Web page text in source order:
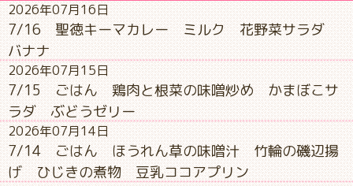
2026年07月16日
7/16 聖徳キーマカレー ミルク 花野菜サラダ
バナナ
2026年07月15日
7/15 ごはん 鶏肉と根菜の味噌炒め かまぼこサ
ラダ ぶどうゼリー
2026年07月14日
7/14 ごはん ほうれん草の味噌汁 竹輪の磯辺揚
げ ひじきの煮物 豆乳ココアプリン